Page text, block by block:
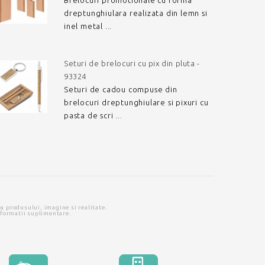
dreptunghiulara realizata din lemn si
inel metal ...
Seturi de brelocuri cu pix din pluta -
93324
Seturi de cadou compuse din
brelocuri dreptunghiulare si pixuri cu
pasta de scri ...
produsului, imagine si realitate.
suplimentare.